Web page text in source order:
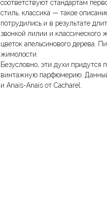
соответствуют стандартам
стиль, классика — такое
потрудились и в результате
звонкой лилии и
цветок апельсинового дерева.
жимолости.
Безусловно, эти духи
винтажную парфюмерию.
и Anais-Anais от Cacharel.